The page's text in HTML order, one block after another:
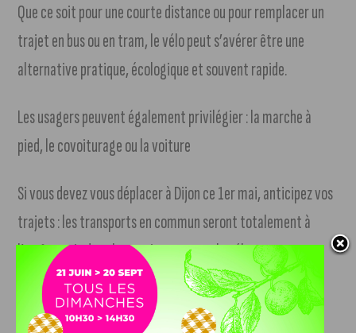
Que ce soit pour une courte distance ou pour remplacer un
trajet en bus ou en tram, le vélo peut s’avérer être une
alternative pratique, écologique et souvent rapide.
Les usagers peuvent également privilégier : la marche à
pied, le covoiturage ou la voiture
Si vous devez vous déplacer à Dijon ce 1er mai, anticipez vos
trajets : les transports en commun seront totalement à
l’arrêt, mais des alternatives comme le vélo avec
DiviaVélodi restent accessibles.